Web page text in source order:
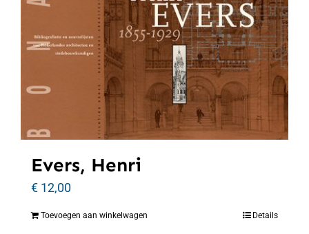
Evers, Henri
€ 12,00
Toevoegen aan winkelwagen Details